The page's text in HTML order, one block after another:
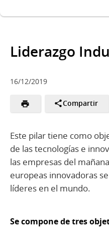
Liderazgo
16/12/2019
Compartir
Este pilar tiene como
de las tecnologías e
las empresas del
europeas innovadoras
líderes en el mundo.
Se compone de tres